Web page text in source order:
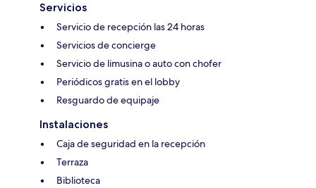
Servicios
Servicio de recepción las 24 horas
Servicios de concierge
Servicio de limusina o auto con chofer
Periódicos gratis en el lobby
Resguardo de equipaje
Instalaciones
Caja de seguridad en la recepción
Terraza
Biblioteca